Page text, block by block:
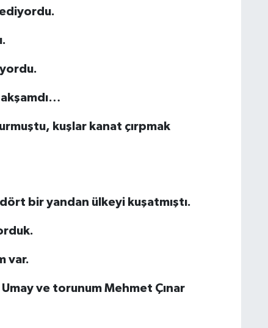
ediyordu.
kuşlar kanat çırpmak
bir yandan ülkeyi kuşatmıştı.
var.
ve torunum Mehmet Çınar